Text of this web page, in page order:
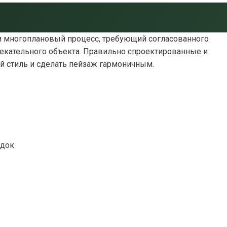
процесс, требующий согласованного
объекта. Правильно спроектированные и
и сделать пейзаж гармоничным.